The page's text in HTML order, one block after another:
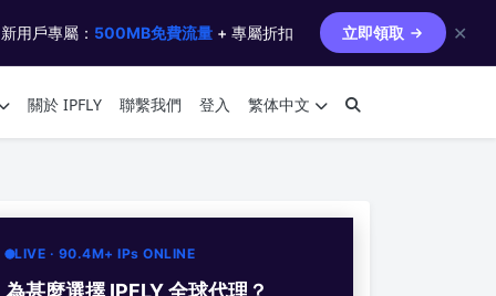
用戶專屬： 500MB免費流量 + 專屬折扣 立即領取 ✕
關於 IPFLY 聯繫我們 登入 繁体中文
LIVE · 90.4M+ IPs ONLINE
為甚麼選擇 IPFLY 全球代理？